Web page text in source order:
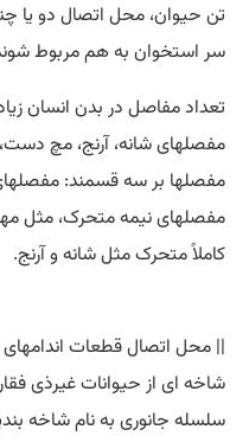
تن حیوان، محل اتصال دو یا
سر استخوان به هم مربوط
تعداد مفاصل در بدن انسان
مفصلهای شانه، آرنج، مچ
مفصلها بر سه قسمند:
مفصلهای نیمه متحرک، مثل
کاملاً متحرک مثل شانه و آرنج.
|| محل اتصال قطعات
شاخه ای از حیوانات غیرذی
سلسله جانوری به نام شاخه